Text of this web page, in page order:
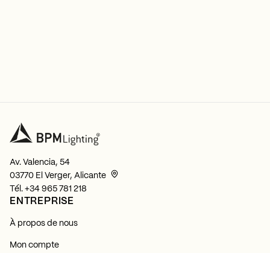
Av. Valencia, 54
03770 El Verger, Alicante
Tél. +34 965 781 218
ENTREPRISE
À propos de nous
Mon compte